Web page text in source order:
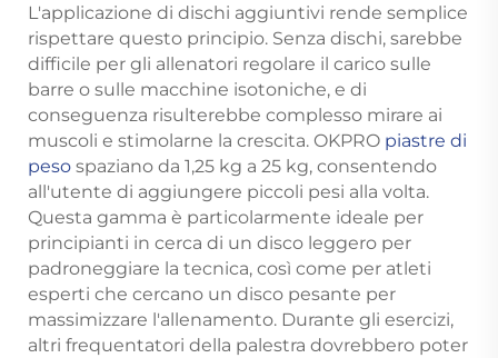
L'applicazione di dischi aggiuntivi rende semplice
rispettare questo principio. Senza dischi, sarebbe
difficile per gli allenatori regolare il carico sulle
barre o sulle macchine isotoniche, e di
conseguenza risulterebbe complesso mirare ai
muscoli e stimolarne la crescita. OKPRO piastre di
peso spaziano da 1,25 kg a 25 kg, consentendo
all'utente di aggiungere piccoli pesi alla volta.
Questa gamma è particolarmente ideale per
principianti in cerca di un disco leggero per
padroneggiare la tecnica, così come per atleti
esperti che cercano un disco pesante per
massimizzare l'allenamento. Durante gli esercizi,
altri frequentatori della palestra dovrebbero poter